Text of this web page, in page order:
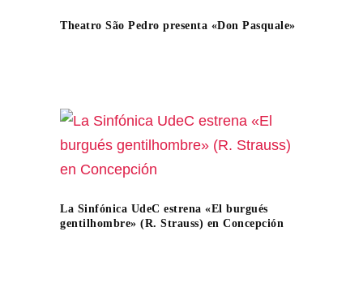
Theatro São Pedro presenta «Don Pasquale»
La Sinfónica UdeC estrena «El burgués
gentilhombre» (R. Strauss) en Concepción